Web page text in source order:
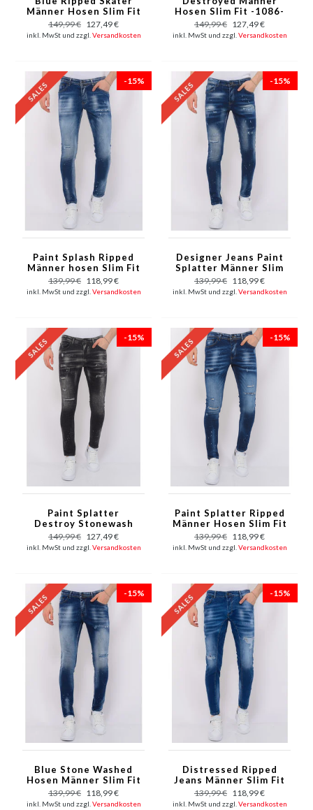
Männer Hosen Slim Fit
-1078
149,99 € 127,49 €
inkl. MwSt und zzgl. Versandkosten
Hosen Slim Fit -1086-
Schwarz
149,99 € 127,49 €
inkl. MwSt und zzgl. Versandkosten
-15%
Paint Splash Ripped
Männer hosen Slim Fit
-1071- Blau
139,99 € 118,99 €
inkl. MwSt und zzgl. Versandkosten
-15%
Designer Jeans Paint
Splatter Männer Slim
Fit -1072 - Blau
139,99 € 118,99 €
inkl. MwSt und zzgl. Versandkosten
-15%
Paint Splatter
Destroy Stonewash
Jeans Männer Slim Fit
-1084 - Schwarz
149,99 € 127,49 €
inkl. MwSt und zzgl. Versandkosten
-15%
Paint Splatter Ripped
Männer Hosen Slim Fit
- 1075 - Blau
139,99 € 118,99 €
inkl. MwSt und zzgl. Versandkosten
-15%
Blue Stone Washed
Hosen Männer Slim Fit
-1076
139,99 € 118,99 €
inkl. MwSt und zzgl. Versandkosten
-15%
Distressed Ripped
Jeans Männer Slim Fit
- 1082 - Blau
139,99 € 118,99 €
inkl. MwSt und zzgl. Versandkosten